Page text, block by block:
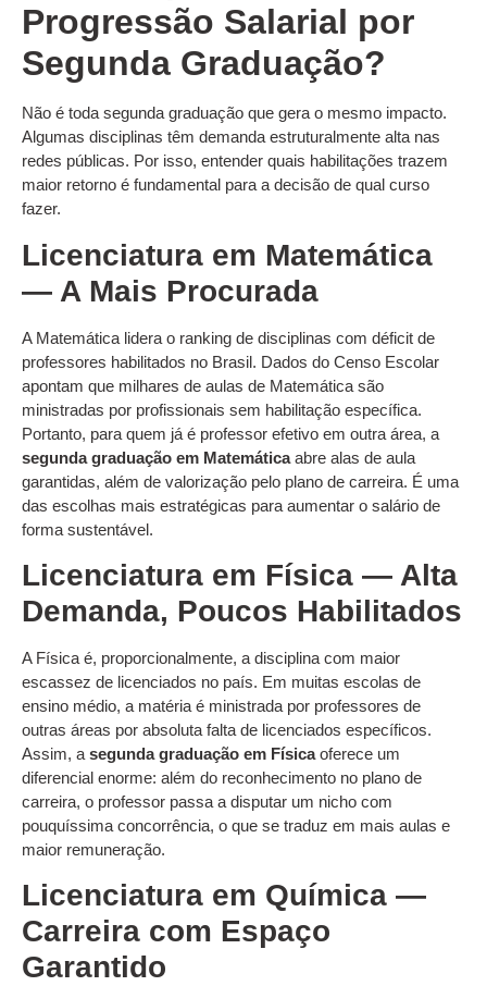
Progressão Salarial por
Segunda Graduação?
Não é toda segunda graduação que gera o mesmo impacto.
Algumas disciplinas têm demanda estruturalmente alta nas
redes públicas. Por isso, entender quais habilitações trazem
maior retorno é fundamental para a decisão de qual curso
fazer.
Licenciatura em Matemática
— A Mais Procurada
A Matemática lidera o ranking de disciplinas com déficit de
professores habilitados no Brasil. Dados do Censo Escolar
apontam que milhares de aulas de Matemática são
ministradas por profissionais sem habilitação específica.
Portanto, para quem já é professor efetivo em outra área, a
segunda graduação em Matemáticaabre alas de aula
garantidas, além de valorização pelo plano de carreira. É uma
das escolhas mais estratégicas para aumentar o salário de
forma sustentável.
Licenciatura em Física — Alta
Demanda, Poucos Habilitados
A Física é, proporcionalmente, a disciplina com maior
escassez de licenciados no país. Em muitas escolas de
ensino médio, a matéria é ministrada por professores de
outras áreas por absoluta falta de licenciados específicos.
Assim, a segunda graduação em Físicaoferece um
diferencial enorme: além do reconhecimento no plano de
carreira, o professor passa a disputar um nicho com
pouquíssima concorrência, o que se traduz em mais aulas e
maior remuneração.
Licenciatura em Química —
Carreira com Espaço
Garantido